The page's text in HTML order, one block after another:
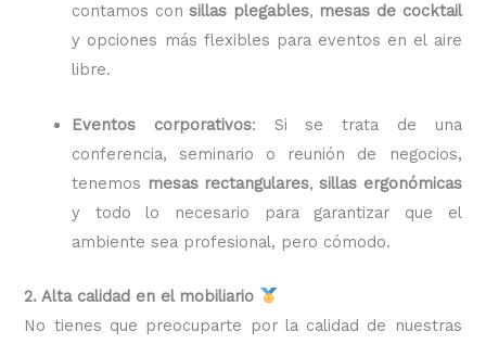
contamos consillas plegables, mesas de cocktail
y opciones más flexibles para eventos en el aire
libre.
Eventos corporativos: Si se trata de una
conferencia, seminario o reunión de negocios,
tenemos mesas rectangulares,sillas ergonómicas
y todo lo necesario para garantizar que el
ambiente sea profesional, pero cómodo.
2. Alta calidad en el mobiliario
No tienes que preocuparte por la calidad de nuestras